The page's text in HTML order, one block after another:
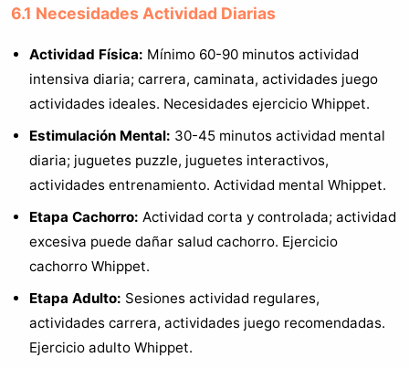
6.1 Necesidades Actividad Diarias
Actividad Física: Mínimo 60-90 minutos actividad
intensiva diaria; carrera, caminata, actividades juego
actividades ideales. Necesidades ejercicio Whippet.
Estimulación Mental: 30-45 minutos actividad mental
diaria; juguetes puzzle, juguetes interactivos,
actividades entrenamiento. Actividad mental Whippet.
Etapa Cachorro: Actividad corta y controlada; actividad
excesiva puede dañar salud cachorro. Ejercicio
cachorro Whippet.
Etapa Adulto: Sesiones actividad regulares,
actividades carrera, actividades juego recomendadas.
Ejercicio adulto Whippet.